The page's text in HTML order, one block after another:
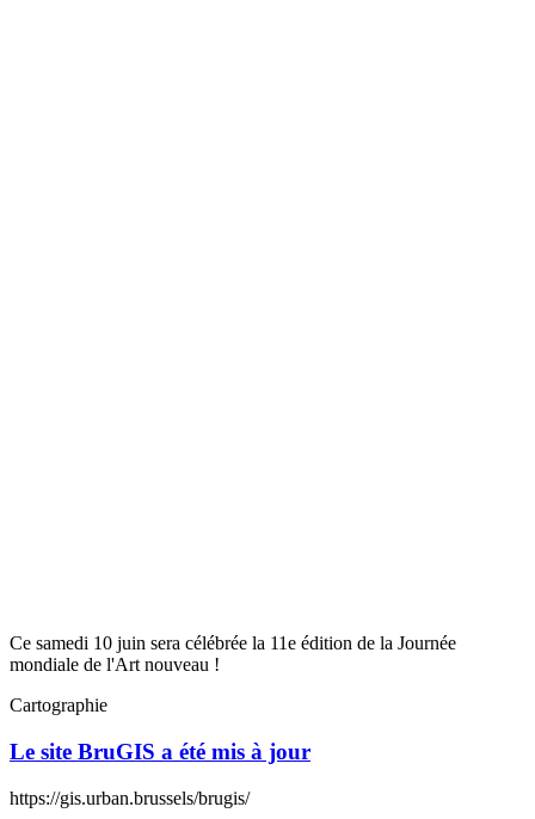
Ce samedi 10 juin sera célébrée la 11e édition de la Journée
mondiale de l'Art nouveau !
Cartographie
Le site BruGIS a été mis à jour
https://gis.urban.brussels/brugis/